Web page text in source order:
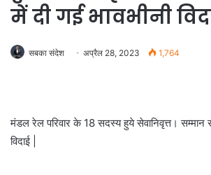
में दी गई भावभीनी
सबका संदेश अप्रैल 28, 2023 1,764
मंडल रेल परिवार के 18 सदस्य हुये सेवानिवृत्त। सम्मान
विदाई |